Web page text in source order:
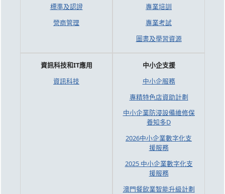
標準及認證
營商管理
專業培訓
專業考試
圖書及學習資源
資訊科技和IT應用
資訊科技
中小企支援
中小企服務
專精特色店資助計劃
中小企業防浸設備維修保
養知多D
2026中小企業數字化支
援服務
2025 中小企業數字化支
援服務
澳門餐飲業智能升級計劃